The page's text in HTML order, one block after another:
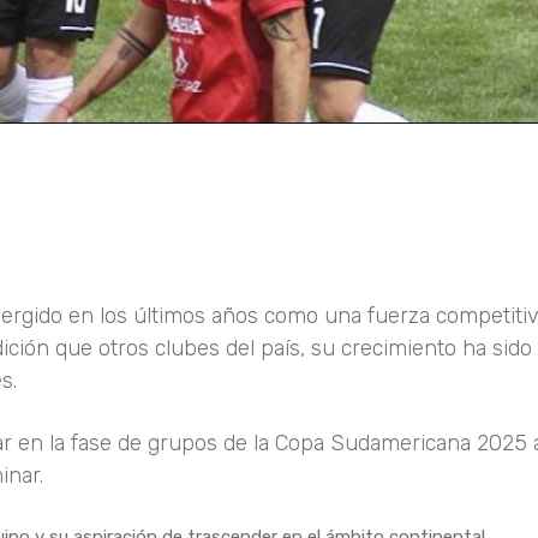
en los últimos años como una fuerza
que otros clubes del país, su crecimiento ha sido
en la fase de grupos de la Copa Sudamericana 2025